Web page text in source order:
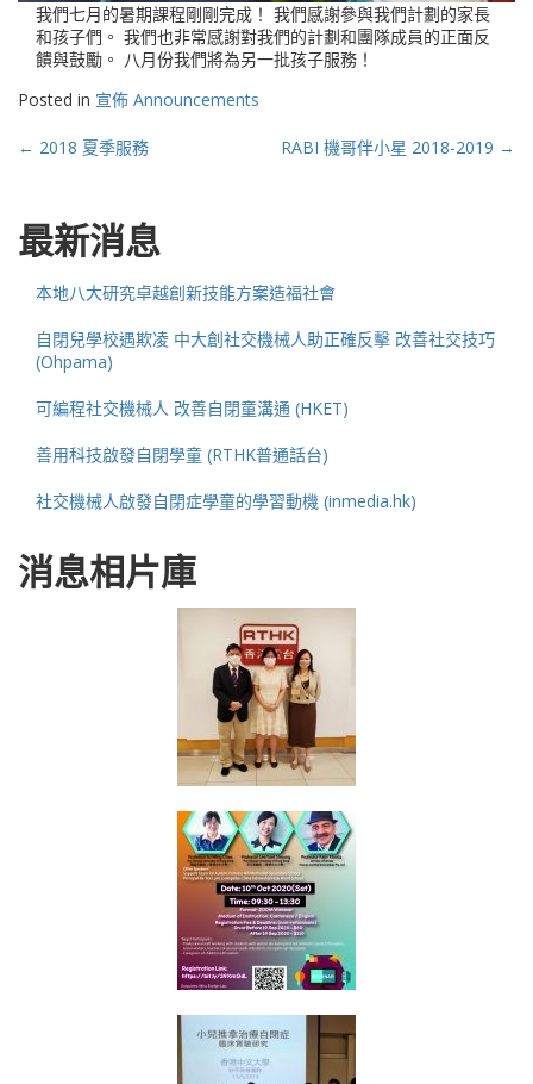
我們七月的暑期課程剛剛完成！ 我們感謝參與我們計劃的家長
和孩子們。 我們也非常感謝對我們的計劃和團隊成員的正面反
饋與鼓勵。 八月份我們將為另一批孩子服務！
Posted in 宣佈 Announcements
Post
← 2018 夏季服務 RABI 機哥伴小星 2018-2019 →
最新消息
本地八大研究卓越創新技能方案造福社會
自閉兒學校遇欺凌 中大創社交機械人助正確反擊 改善社交技巧
(Ohpama)
可編程社交機械人 改善自閉童溝通 (HKET)
善用科技啟發自閉學童 (RTHK普通話台)
社交機械人啟發自閉症學童的學習動機 (inmedia.hk)
消息相片庫